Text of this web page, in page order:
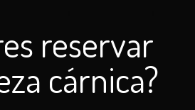
reservar
cárnica?